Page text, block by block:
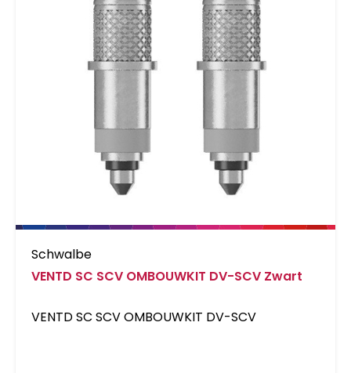
Schwalbe
VENTD SC SCV OMBOUWKIT DV-SCV Zwart
VENTD SC SCV OMBOUWKIT DV-SCV